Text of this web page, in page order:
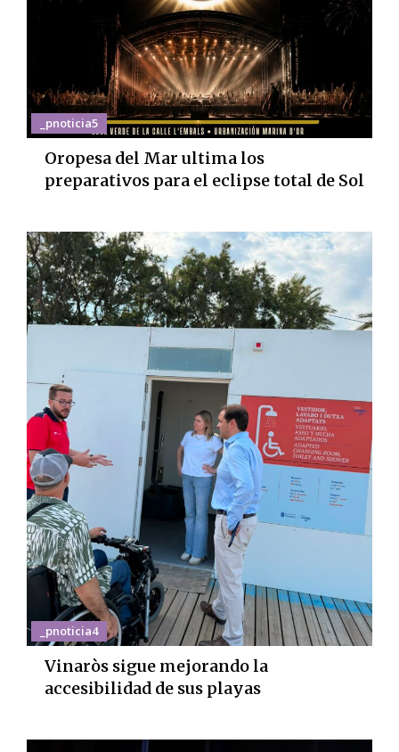
_pnoticia5
Oropesa del Mar ultima los
preparativos para el eclipse total de Sol
_pnoticia4
Vinaròs sigue mejorando la
accesibilidad de sus playas